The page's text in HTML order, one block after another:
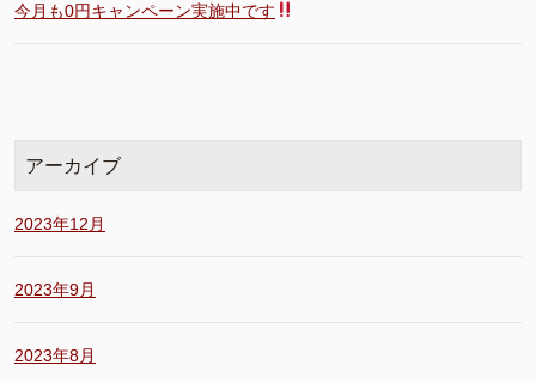
今月も0円キャンペーン実施中です
アーカイブ
2023年12月
2023年9月
2023年8月